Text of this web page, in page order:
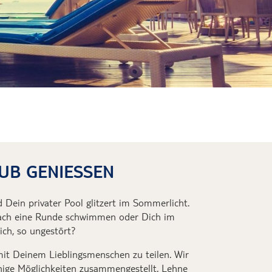
über
der Wüste
GENIESSEN
Dein privater Pool glitzert im Sommerlicht.
eine Runde schwimmen oder Dich im
, so ungestört?
Deinem Lieblingsmenschen zu teilen. Wir
Möglichkeiten zusammengestellt. Lehne